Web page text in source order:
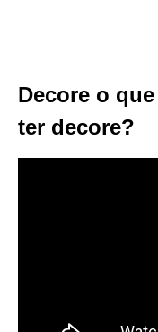
Decore o
ter decore?